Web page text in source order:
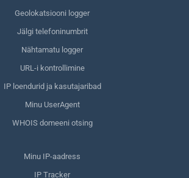
Geolokatsiooni logger
Jälgi telefoninumbrit
Nähtamatu logger
URL-i kontrollimine
IP loendurid ja kasutajaribad
Minu UserAgent
WHOIS domeeni otsing
Minu IP-aadress
IP Tracker